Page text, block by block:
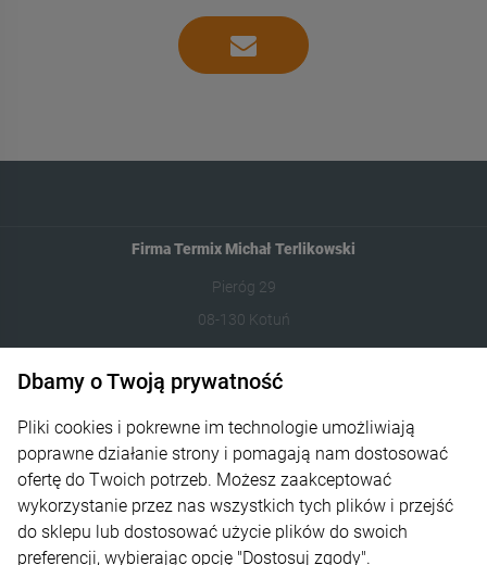
Firma Termix Michał Terlikowski
Pieróg 29
08-130 Kotuń
531-422-377
Informacje
Płatność i dostawa
Moje konto
Dbamy o Twoją prywatność
Pliki cookies i pokrewne im technologie umożliwiają
poprawne działanie strony i pomagają nam dostosować
ofertę do Twoich potrzeb. Możesz zaakceptować
wykorzystanie przez nas wszystkich tych plików i przejść
do sklepu lub dostosować użycie plików do swoich
preferencji, wybierając opcję "Dostosuj zgody".